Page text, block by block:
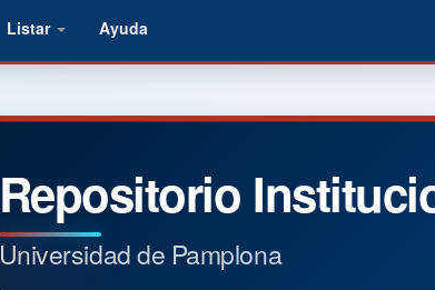
Listar Ayuda
Repositorio
Universidad de Pamplona